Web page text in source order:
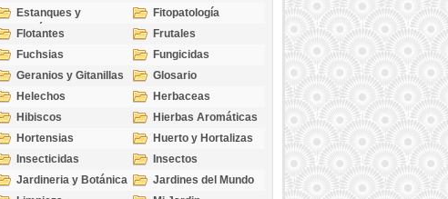
cubresuelos
Estanques y
Acuáticas
Fitopatología
Flotantes
Frutales
Fuchsias
Fungicidas
Geranios y Gitanillas
Glosario
Helechos
Herbaceas
Hibiscos
Hierbas Aromáticas
Hortensias
Huerto y Hortalizas
Insecticidas
Insectos
Jardineria y Botánica
Jardines del Mundo